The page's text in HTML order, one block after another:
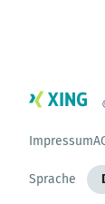
Impressum
Sprache